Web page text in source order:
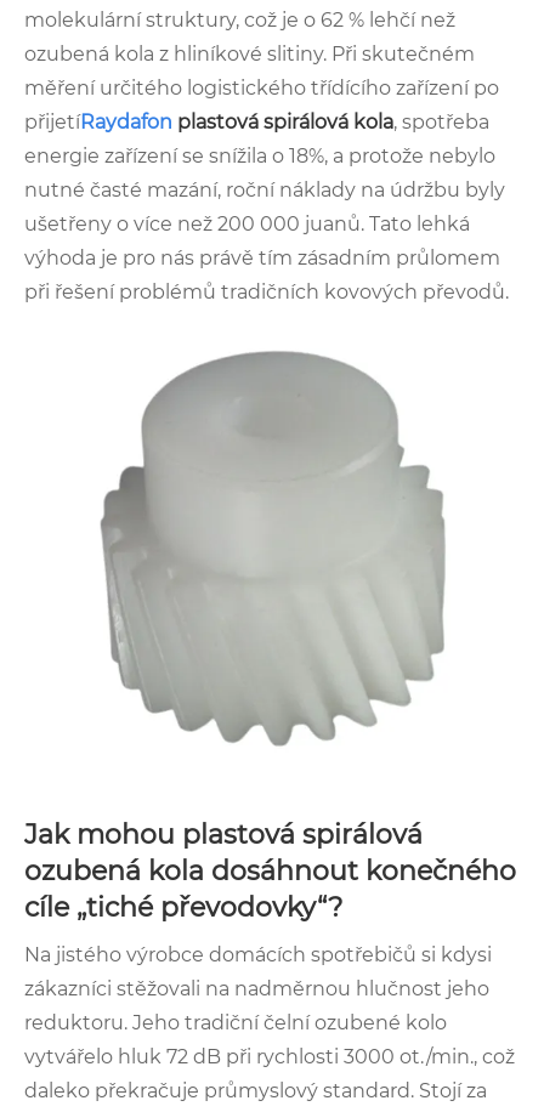
molekulární struktury, což je o 62 % lehčí než
ozubená kola z hliníkové slitiny. Při skutečném
měření určitého logistického třídícího zařízení po
přijetíRaydafon plastová spirálová kola, spotřeba
energie zařízení se snížila o 18%, a protože nebylo
nutné časté mazání, roční náklady na údržbu byly
ušetřeny o více než 200 000 juanů. Tato lehká
výhoda je pro nás právě tím zásadním průlomem
při řešení problémů tradičních kovových převodů.
Jak mohou plastová spirálová
ozubená kola dosáhnout konečného
cíle „tiché převodovky“?
Na jistého výrobce domácích spotřebičů si kdysi
zákazníci stěžovali na nadměrnou hlučnost jeho
reduktoru. Jeho tradiční čelní ozubené kolo
vytvářelo hluk 72 dB při rychlosti 3000 ot./min., což
daleko překračuje průmyslový standard. Stojí za